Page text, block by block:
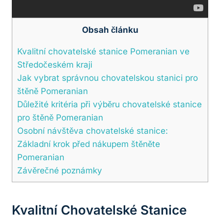
Obsah článku
Kvalitní chovatelské stanice Pomeranian ve
Středočeském kraji
Jak ⁤vybrat správnou​ chovatelskou stanici ​pro
štěně Pomeranian
Důležité kritéria při výběru chovatelské⁣ stanice‌
pro štěně Pomeranian
Osobní ⁢návštěva chovatelské ‌stanice:
Základní krok před nákupem štěněte
Pomeranian
Závěrečné poznámky
Kvalitní Chovatelské Stanice